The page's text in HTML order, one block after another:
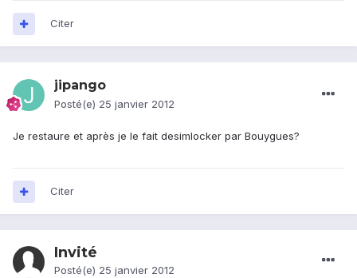
Citer
jipango
Posté(e) 25 janvier 2012
Je restaure et après je le fait desimlocker par Bouygues?
Citer
Invité
Posté(e) 25 janvier 2012